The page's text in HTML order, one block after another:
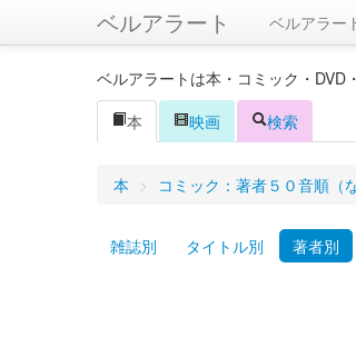
ベルアラート ベルアラー
ベルアラートは本・コミック・
本
映画 検索
本 > コミック：著者５０音順（な
雑誌別 タイトル別 著者別